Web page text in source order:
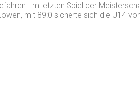
Im letzten Spiel der
mit 89:0 sicherte sich die U14